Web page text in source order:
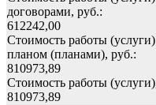
договорами, руб.:
612242,00
Стоимость работы
планом (планами), руб.:
810973,89
Стоимость работы
810973,89